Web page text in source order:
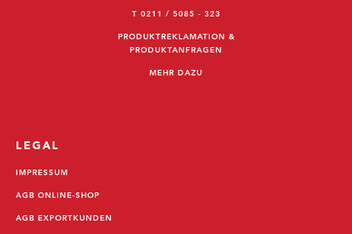
T 0211 / 5085 - 323
PRODUKTREKLAMATION &
PRODUKTANFRAGEN
MEHR DAZU
LEGAL
IMPRESSUM
AGB ONLINE-SHOP
AGB EXPORTKUNDEN